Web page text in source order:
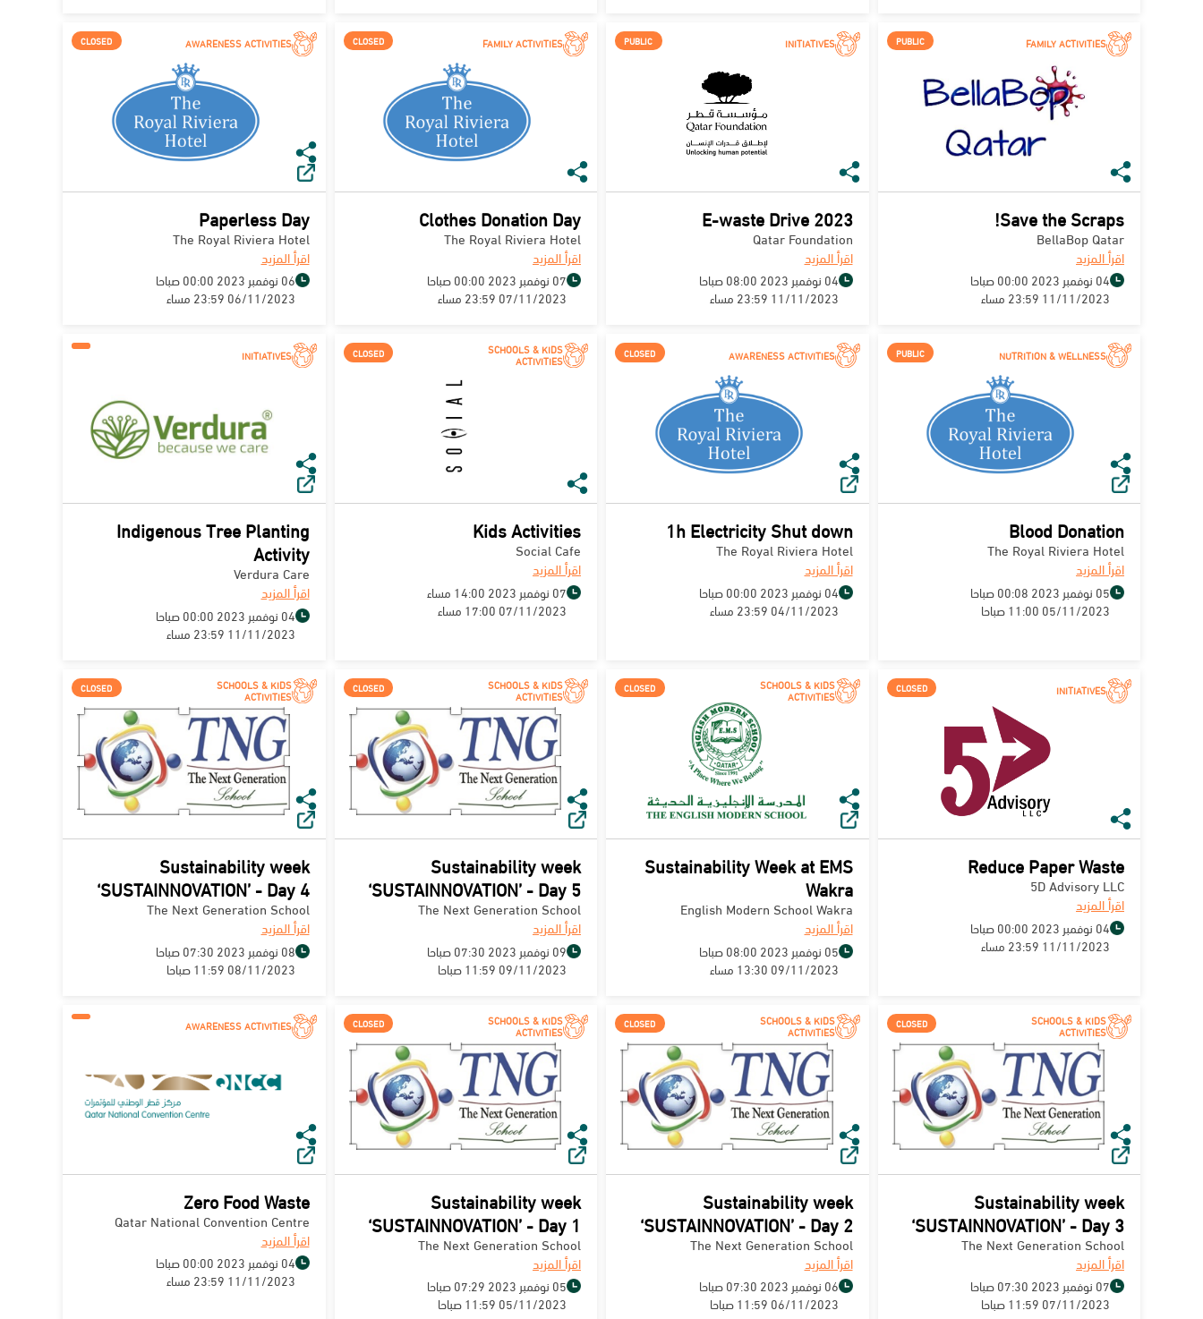
FAMILY ACTIVITIES
PUBLIC
Save the Scraps!
BellaBop Qatar
اقرأ المزيد
04 نوفمبر 2023 00:00 صباحا
11/11/2023 23:59 مساء
INITIATIVES
PUBLIC
E-waste Drive 2023
Qatar Foundation
اقرأ المزيد
04 نوفمبر 2023 08:00 صباحا
11/11/2023 23:59 مساء
FAMILY ACTIVITIES
CLOSED
Clothes Donation Day
The Royal Riviera Hotel
اقرأ المزيد
07 نوفمبر 2023 00:00 صباحا
07/11/2023 23:59 مساء
AWARENESS ACTIVITIES
CLOSED
Paperless Day
The Royal Riviera Hotel
اقرأ المزيد
06 نوفمبر 2023 00:00 صباحا
06/11/2023 23:59 مساء
NUTRITION & WELLNESS
PUBLIC
Blood Donation
The Royal Riviera Hotel
اقرأ المزيد
05 نوفمبر 2023 00:08 صباحا
05/11/2023 11:00 صباحا
AWARENESS ACTIVITIES
CLOSED
1h Electricity Shut down
The Royal Riviera Hotel
اقرأ المزيد
04 نوفمبر 2023 00:00 صباحا
04/11/2023 23:59 مساء
SCHOOLS & KIDS
ACTIVITIES
CLOSED
Kids Activities
Social Cafe
اقرأ المزيد
07 نوفمبر 2023 14:00 مساء
07/11/2023 17:00 مساء
INITIATIVES
Indigenous Tree Planting
Activity
Verdura Care
اقرأ المزيد
04 نوفمبر 2023 00:00 صباحا
11/11/2023 23:59 مساء
INITIATIVES
CLOSED
Reduce Paper Waste
5D Advisory LLC
اقرأ المزيد
04 نوفمبر 2023 00:00 صباحا
11/11/2023 23:59 مساء
SCHOOLS & KIDS
ACTIVITIES
CLOSED
Sustainability Week at EMS
Wakra
English Modern School Wakra
اقرأ المزيد
05 نوفمبر 2023 08:00 صباحا
09/11/2023 13:30 مساء
SCHOOLS & KIDS
ACTIVITIES
CLOSED
Sustainability week
‘SUSTAINNOVATION’ - Day 5
The Next Generation School
اقرأ المزيد
09 نوفمبر 2023 07:30 صباحا
09/11/2023 11:59 صباحا
SCHOOLS & KIDS
ACTIVITIES
CLOSED
Sustainability week
‘SUSTAINNOVATION’ - Day 4
The Next Generation School
اقرأ المزيد
08 نوفمبر 2023 07:30 صباحا
08/11/2023 11:59 صباحا
SCHOOLS & KIDS
ACTIVITIES
CLOSED
Sustainability week
‘SUSTAINNOVATION’ - Day 3
The Next Generation School
اقرأ المزيد
07 نوفمبر 2023 07:30 صباحا
07/11/2023 11:59 صباحا
SCHOOLS & KIDS
ACTIVITIES
CLOSED
Sustainability week
‘SUSTAINNOVATION’ - Day 2
The Next Generation School
اقرأ المزيد
06 نوفمبر 2023 07:30 صباحا
06/11/2023 11:59 صباحا
SCHOOLS & KIDS
ACTIVITIES
CLOSED
Sustainability week
‘SUSTAINNOVATION’ - Day 1
The Next Generation School
اقرأ المزيد
05 نوفمبر 2023 07:29 صباحا
05/11/2023 11:59 صباحا
AWARENESS ACTIVITIES
Zero Food Waste
Qatar National Convention Centre
اقرأ المزيد
04 نوفمبر 2023 00:00 صباحا
11/11/2023 23:59 مساء